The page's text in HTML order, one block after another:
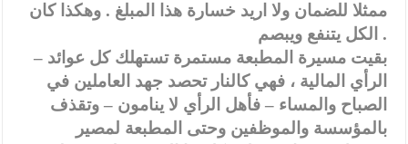
ممثلا للضمان ولا اريد خسارة هذا المبلغ . وهكذا كان
الكل يتنفع ويبصم .
– بقيت مسيرة المطبعة مستمرة تستهلك كل عوائد
الرأي المالية ، فهي كالنار تحصد جهد العاملين في
الصباح والمساء – فأهل الرأي لا ينامون – وتقذف
بالمؤسسة والموظفين وحتى المطبعة لمصير